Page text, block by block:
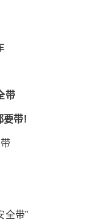
带
要带!
全带”